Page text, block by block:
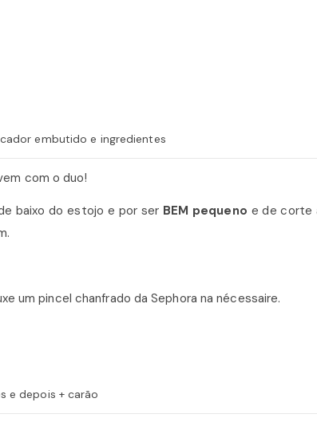
embutido e ingredientes
com o duo!
baixo do estojo e por ser BEM pequeno e de corte
um pincel chanfrado da Sephora na nécessaire.
e depois + carão